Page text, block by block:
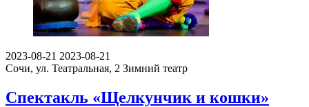
2023-08-21 2023-08-21
Сочи, ул. Театральная, 2 Зимний театр
Спектакль «Щелкунчик и кошки»